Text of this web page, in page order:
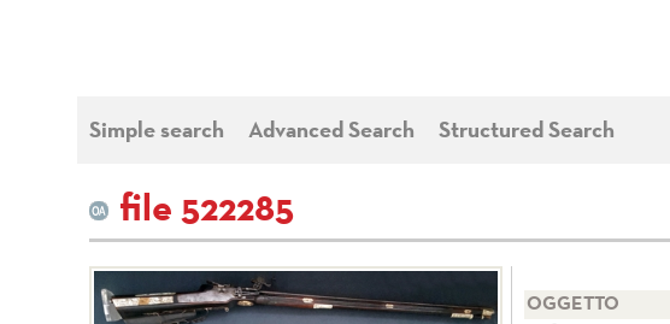
Simple search Advanced Search Structured Search
file 522285
OGGETTO